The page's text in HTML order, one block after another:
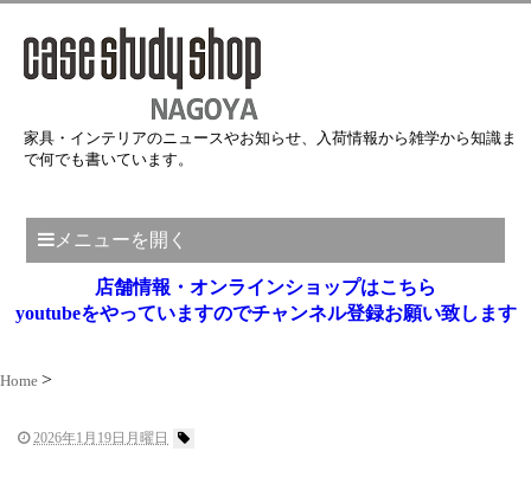
家具・インテリアのニュースやお知らせ、入荷情報から雑学から知識ま
で何でも書いています。
メニューを開く
店舗情報・オンラインショップはこちら
youtubeをやっていますのでチャンネル登録お願い致します
Home
2026年1月19日月曜日